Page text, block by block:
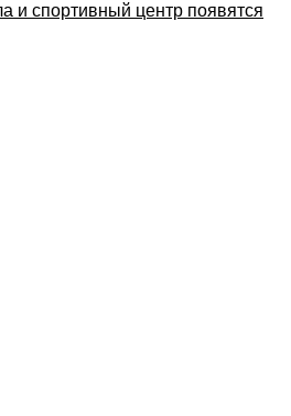
и спортивный центр появятся